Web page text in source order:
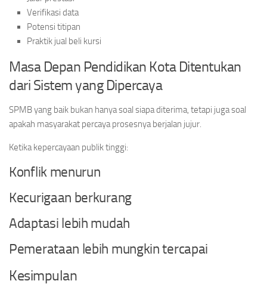
Verifikasi data
Potensi titipan
Praktik jual beli kursi
Masa Depan Pendidikan Kota Ditentukan
dari Sistem yang Dipercaya
SPMB yang baik bukan hanya soal siapa diterima, tetapi juga soal
apakah masyarakat percaya prosesnya berjalan jujur.
Ketika kepercayaan publik tinggi:
Konflik menurun
Kecurigaan berkurang
Adaptasi lebih mudah
Pemerataan lebih mungkin tercapai
Kesimpulan